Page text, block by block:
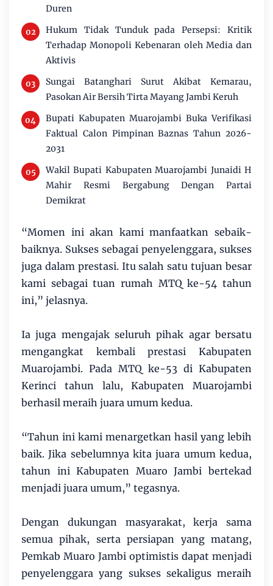
Duren
Hukum Tidak Tunduk pada Persepsi: Kritik
Terhadap Monopoli Kebenaran oleh Media dan
Aktivis
Sungai Batanghari Surut Akibat Kemarau,
Pasokan Air Bersih Tirta Mayang Jambi Keruh
Bupati Kabupaten Muarojambi Buka Verifikasi
Faktual Calon Pimpinan Baznas Tahun 2026-
2031
Wakil Bupati Kabupaten Muarojambi Junaidi H
Mahir Resmi Bergabung Dengan Partai
Demikrat
“Momen ini akan kami manfaatkan sebaik-
baiknya. Sukses sebagai penyelenggara, sukses
juga dalam prestasi. Itu salah satu tujuan besar
kami sebagai tuan rumah MTQ ke-54 tahun
ini,” jelasnya.
Ia juga mengajak seluruh pihak agar bersatu
mengangkat kembali prestasi Kabupaten
Muarojambi. Pada MTQ ke-53 di Kabupaten
Kerinci tahun lalu, Kabupaten Muarojambi
berhasil meraih juara umum kedua.
“Tahun ini kami menargetkan hasil yang lebih
baik. Jika sebelumnya kita juara umum kedua,
tahun ini Kabupaten Muaro Jambi bertekad
menjadi juara umum,” tegasnya.
Dengan dukungan masyarakat, kerja sama
semua pihak, serta persiapan yang matang,
Pemkab Muaro Jambi optimistis dapat menjadi
penyelenggara yang sukses sekaligus meraih